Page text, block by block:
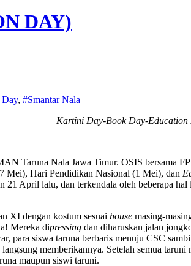
DAY)
, #Smantar Nala
Kartini Day-Book Day-
Taruna Nala Jawa Timur. OSIS bersama
Mei), Hari Pendidikan Nasional (1 Mei), dan
April lalu, dan terkendala oleh beberapa
XI dengan kostum sesuai house masing-
Mereka dipressing dan diharuskan jalan
para siswa taruna berbaris menuju CSC
memberikannya. Setelah semua
maupun siswi taruni.